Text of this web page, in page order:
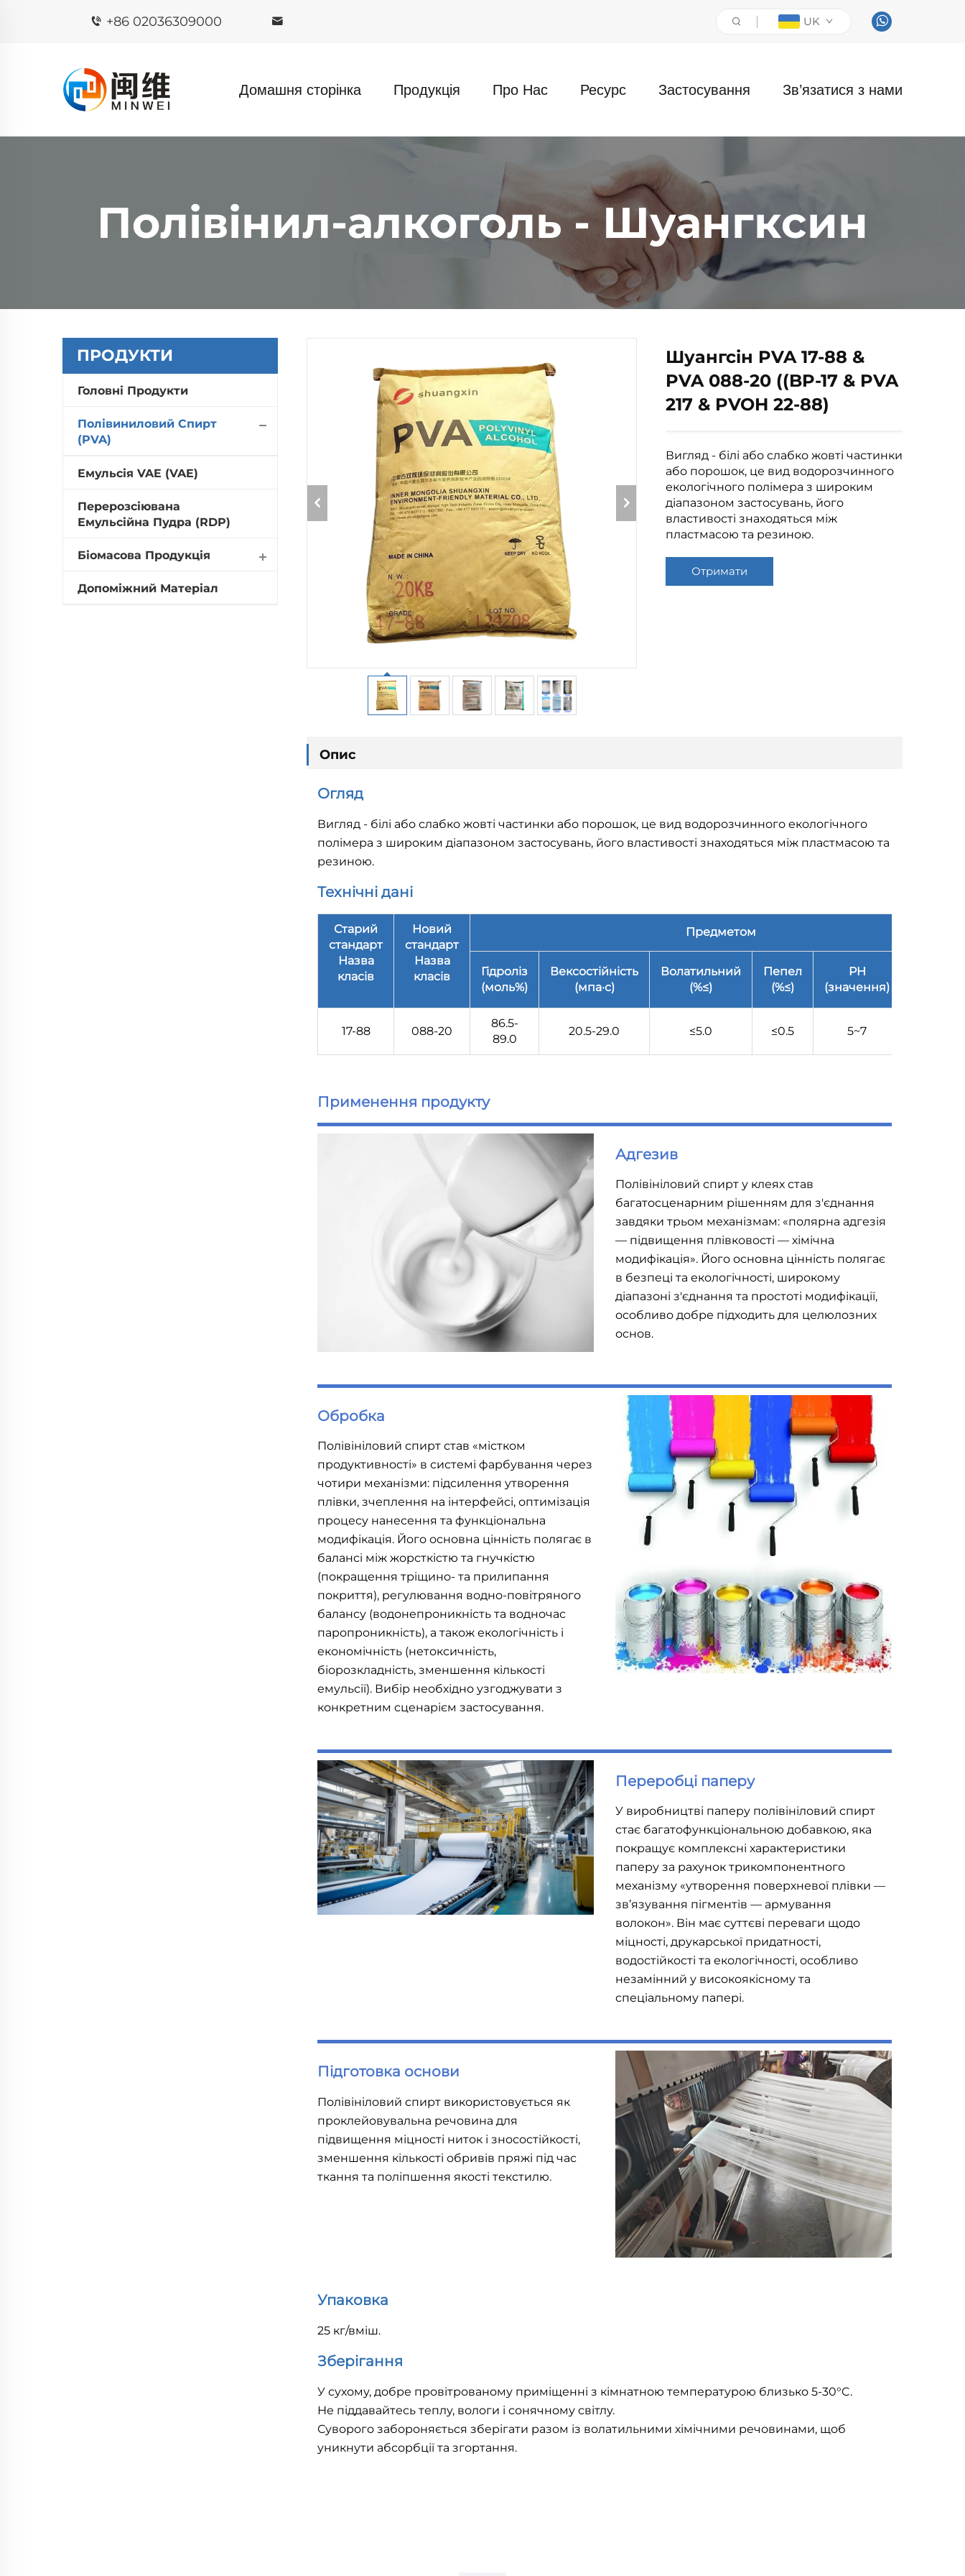
+86 02036309000 UK
Домашня сторінка Продукція Про Нас Ресурс Застосування Зв’язатися з нами
Полівінил-алкоголь - Шуангксин
ПРОДУКТИ
Головні Продукти
Полівиниловий Спирт
(PVA)
Емульсія VAE (VAE)
Перерозсіювана
Емульсійна Пудра (RDP)
Біомасова Продукція
Допоміжний Матеріал
Шуангсін PVA 17-88 &
PVA 088-20 ((BP-17 & PVA
217 & PVOH 22-88)
Вигляд - білі або слабко жовті частинки
або порошок, це вид водорозчинного
екологічного полімера з широким
діапазоном застосувань, його
властивості знаходяться між
пластмасою та резиною.
Отримати
Опис
Огляд
Вигляд - білі або слабко жовті частинки або порошок, це вид водорозчинного екологічного
полімера з широким діапазоном застосувань, його властивості знаходяться між пластмасою та
резиною.
Технічні дані
Старий
стандарт
Назва
класів
Новий
стандарт
Назва
класів
Предметом
Гідроліз
(моль%)
Вексостійність
(мпа·с)
Волатильний
(%≤)
Пепел
(%≤)
PH
(значення)
17-88 088-20
86.5-
89.0
20.5-29.0 ≤5.0 ≤0.5 5~7
Применення продукту
Адгезив
Полівініловий спирт у клеях став
багатосценарним рішенням для з'єднання
завдяки трьом механізмам: «полярна адгезія
— підвищення плівковості — хімічна
модифікація». Його основна цінність полягає
в безпеці та екологічності, широкому
діапазоні з'єднання та простоті модифікації,
особливо добре підходить для целюлозних
основ.
Обробка
Полівініловий спирт став «містком
продуктивності» в системі фарбування через
чотири механізми: підсилення утворення
плівки, зчеплення на інтерфейсі, оптимізація
процесу нанесення та функціональна
модифікація. Його основна цінність полягає в
балансі між жорсткістю та гнучкістю
(покращення тріщино- та прилипання
покриття), регулювання водно-повітряного
балансу (водонепроникність та водночас
паропроникність), а також екологічність і
економічність (нетоксичність,
біорозкладність, зменшення кількості
емульсії). Вибір необхідно узгоджувати з
конкретним сценарієм застосування.
Переробці паперу
У виробництві паперу полівініловий спирт
стає багатофункціональною добавкою, яка
покращує комплексні характеристики
паперу за рахунок трикомпонентного
механізму «утворення поверхневої плівки —
зв’язування пігментів — армування
волокон». Він має суттєві переваги щодо
міцності, друкарської придатності,
водостійкості та екологічності, особливо
незамінний у високоякісному та
спеціальному папері.
Підготовка основи
Полівініловий спирт використовується як
проклейовувальна речовина для
підвищення міцності ниток і зносостійкості,
зменшення кількості обривів пряжі під час
ткання та поліпшення якості текстилю.
Упаковка
25 кг/вміш.
Зберігання
У сухому, добре провітрованому приміщенні з кімнатною температурою близько 5-30°C.
Не піддавайтесь теплу, вологи і сонячному світлу.
Суворого забороняється зберігати разом із волатильними хімічними речовинами, щоб
уникнути абсорбції та згортання.